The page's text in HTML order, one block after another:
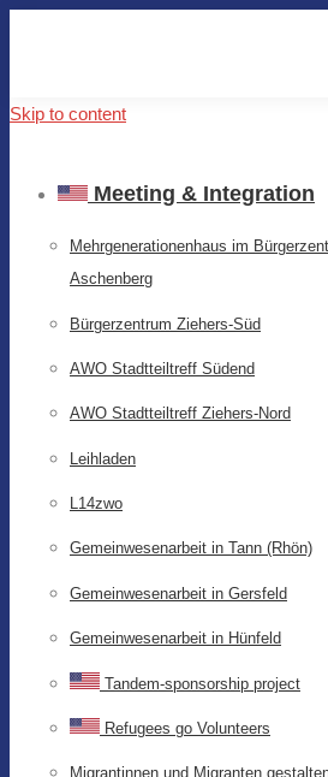
Skip to content
Meeting & Integration
Mehrgenerationenhaus im
Aschenberg
Bürgerzentrum Ziehers-Süd
AWO Stadtteiltreff Südend
AWO Stadtteiltreff Ziehers-Nord
Leihladen
L14zwo
Gemeinwesenarbeit in Tann (Rhön)
Gemeinwesenarbeit in Gersfeld
Gemeinwesenarbeit in Hünfeld
Tandem-sponsorship project
Refugees go Volunteers
Migrantinnen und Migranten